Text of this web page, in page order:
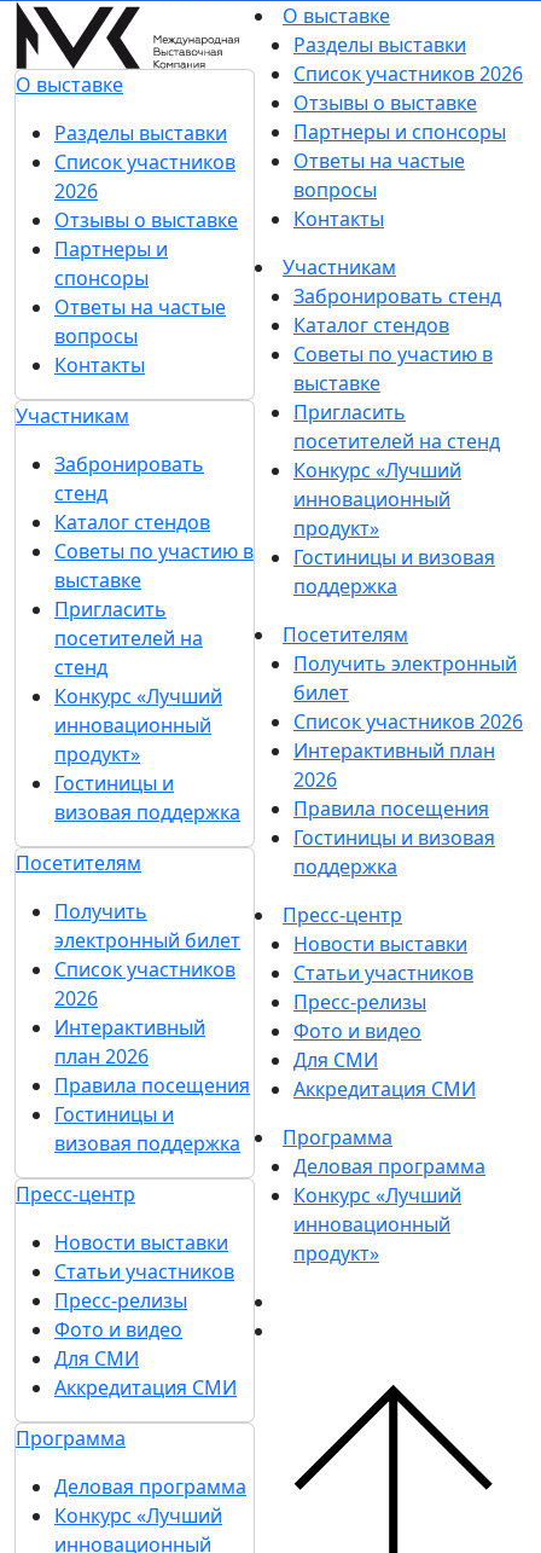
О выставке
Разделы выставки
Список участников
2026
Отзывы о выставке
Партнеры и
спонсоры
Ответы на частые
вопросы
Контакты
Участникам
Забронировать
стенд
Каталог стендов
Советы по участию в
выставке
Пригласить
посетителей на
стенд
Конкурс «Лучший
инновационный
продукт»
Гостиницы и
визовая поддержка
Посетителям
Получить
электронный билет
Список участников
2026
Интерактивный
план 2026
Правила посещения
Гостиницы и
визовая поддержка
Пресс-центр
Новости выставки
Статьи участников
Пресс-релизы
Фото и видео
Для СМИ
Аккредитация СМИ
Программа
Деловая программа
Конкурс «Лучший
инновационный
О выставке
Разделы выставки
Список участников 2026
Отзывы о выставке
Партнеры и спонсоры
Ответы на частые
вопросы
Контакты
Участникам
Забронировать стенд
Каталог стендов
Советы по участию в
выставке
Пригласить
посетителей на стенд
Конкурс «Лучший
инновационный
продукт»
Гостиницы и визовая
поддержка
Посетителям
Получить электронный
билет
Список участников 2026
Интерактивный план
2026
Правила посещения
Гостиницы и визовая
поддержка
Пресс-центр
Новости выставки
Статьи участников
Пресс-релизы
Фото и видео
Для СМИ
Аккредитация СМИ
Программа
Деловая программа
Конкурс «Лучший
инновационный
продукт»